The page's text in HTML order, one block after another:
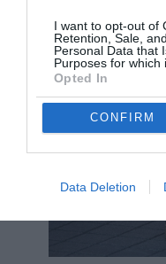
I want to opt-out of
Retention, Sale,
Personal Data that
Purposes for which
Opted In
CONFIRM
Data Deletion